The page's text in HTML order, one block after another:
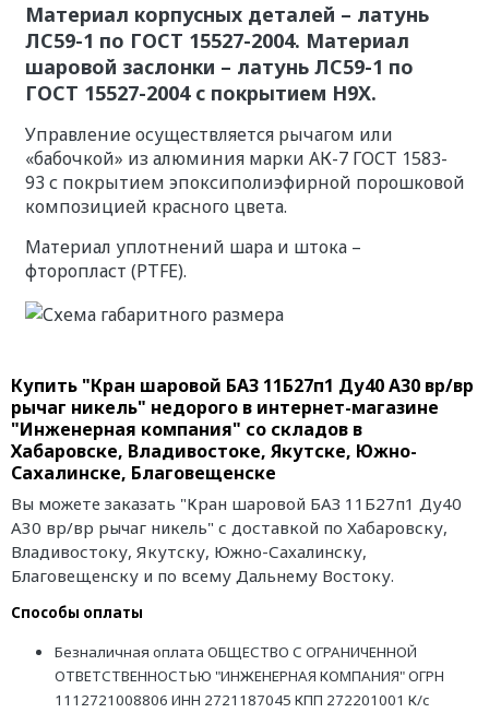
Материал корпусных деталей – латунь
ЛС59-1 по ГОСТ 15527-2004. Материал
шаровой заслонки – латунь ЛС59-1 по
ГОСТ 15527-2004 с покрытием Н9Х.
Управление осуществляется рычагом или
«бабочкой» из алюминия марки АК-7 ГОСТ 1583-
93 с покрытием эпоксиполиэфирной порошковой
композицией красного цвета.
Материал уплотнений шара и штока –
фторопласт (PTFE).
Купить "Кран шаровой БАЗ 11Б27п1 Ду40 А30 вр/вр
рычаг никель" недорого в интернет-магазине
"Инженерная компания" со складов в
Хабаровске, Владивостоке, Якутске, Южно-
Сахалинске, Благовещенске
Вы можете заказать "Кран шаровой БАЗ 11Б27п1 Ду40
А30 вр/вр рычаг никель" с доставкой по Хабаровску,
Владивостоку, Якутску, Южно-Сахалинску,
Благовещенску и по всему Дальнему Востоку.
Способы оплаты
Безналичная оплата ОБЩЕСТВО С ОГРАНИЧЕННОЙ
ОТВЕТСТВЕННОСТЬЮ "ИНЖЕНЕРНАЯ КОМПАНИЯ" ОГРН
1112721008806 ИНН 2721187045 КПП 272201001 К/с